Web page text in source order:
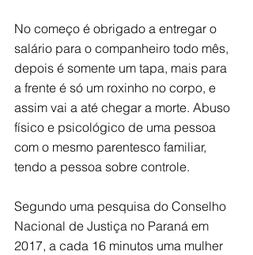
No começo é obrigado a entregar o
salário para o companheiro todo mês,
depois é somente um tapa, mais para
a frente é só um roxinho no corpo, e
assim vai a até chegar a morte. Abuso
físico e psicológico de uma pessoa
com o mesmo parentesco familiar,
tendo a pessoa sobre controle.
Segundo uma pesquisa do Conselho
Nacional de Justiça no Paraná em
2017, a cada 16 minutos uma mulher